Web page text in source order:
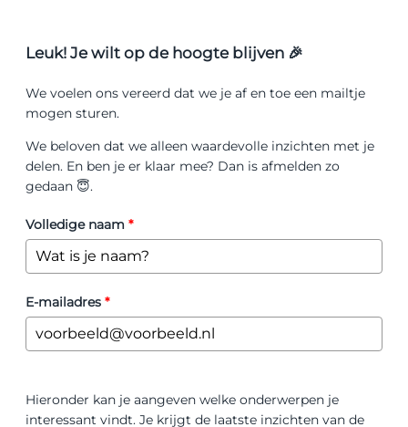
Leuk! Je wilt op de hoogte blijven 🎉
We voelen ons vereerd dat we je af en toe een mailtje
mogen sturen.
We beloven dat we alleen waardevolle inzichten met je
delen. En ben je er klaar mee? Dan is afmelden zo
gedaan 😇.
Volledige naam *
E-mailadres *
Hieronder kan je aangeven welke onderwerpen je
interessant vindt. Je krijgt de laatste inzichten van de